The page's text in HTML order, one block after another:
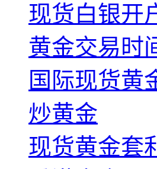
现货白银开
黄金交易时
国际现货黄
炒黄金
现货黄金套